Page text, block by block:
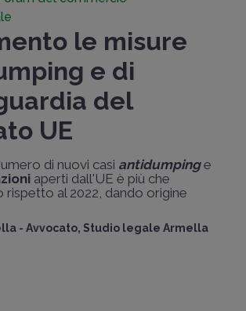
le misure
e di
del
UE
di nuovi casi antidumpinge
aperti dall'UE è più che
rispetto al 2022, dando origine
- Avvocato, Studio legale Armella